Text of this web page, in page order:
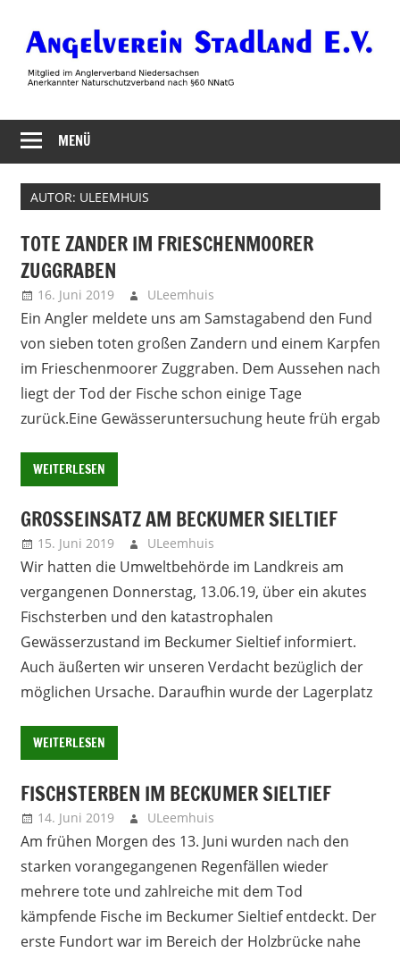
Inhalt
springen
Angelverein
Stadland
MENÜ
AUTOR: ULEEMHUIS
TOTE ZANDER IM FRIESCHENMOORER
ZUGGRABEN
16. Juni 2019 ULeemhuis
Ein Angler meldete uns am Samstagabend den Fund
von sieben toten großen Zandern und einem Karpfen
im Frieschenmoorer Zuggraben. Dem Aussehen nach
liegt der Tod der Fische schon einige Tage
zurück.Eine Gewässeruntersuchung heute früh ergab
WEITERLESEN
GROSSEINSATZ AM BECKUMER SIELTIEF
15. Juni 2019 ULeemhuis
Wir hatten die Umweltbehörde im Landkreis am
vergangenen Donnerstag, 13.06.19, über ein akutes
Fischsterben und den katastrophalen
Gewässerzustand im Beckumer Sieltief informiert.
Auch äußerten wir unseren Verdacht bezüglich der
möglichen Ursache. Daraufhin wurde der Lagerplatz
WEITERLESEN
FISCHSTERBEN IM BECKUMER SIELTIEF
14. Juni 2019 ULeemhuis
Am frühen Morgen des 13. Juni wurden nach den
starken vorangegangenen Regenfällen wieder
mehrere tote und zahlreiche mit dem Tod
kämpfende Fische im Beckumer Sieltief entdeckt. Der
erste Fundort war im Bereich der Holzbrücke nahe